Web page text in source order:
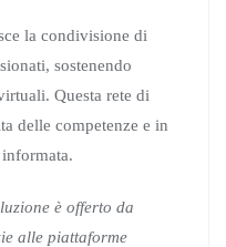
la condivisione di
sostenendo
Questa rete di
delle competenze e in
è offerto da
alle piattaforme